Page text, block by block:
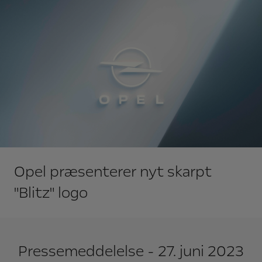
Opel præsenterer nyt skarpt
"Blitz" logo
Pressemeddelelse - 27. juni 2023